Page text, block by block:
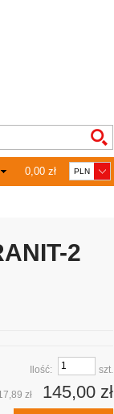
0,00 zł
2
Ilość: szt.
zł 145,00 zł